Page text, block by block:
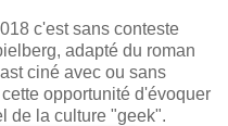
c'est sans conteste
adapté du roman
ciné avec ou sans
opportunité d'évoquer
de la culture "geek".